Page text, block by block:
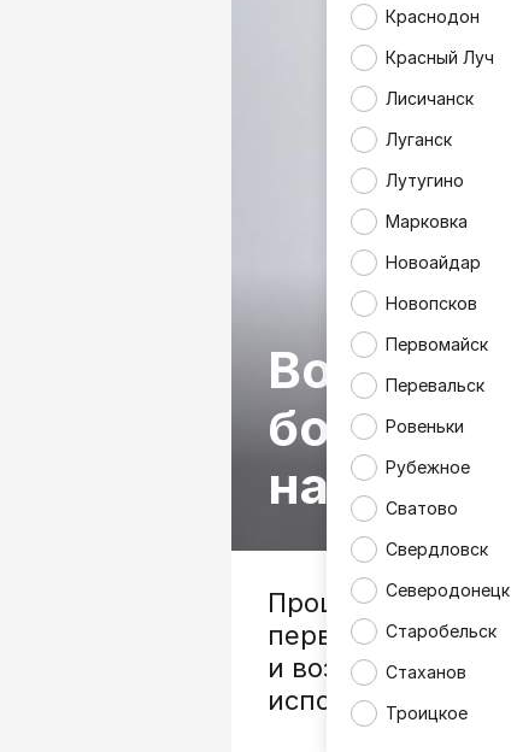
Краснодон
Красный Луч
Лисичанск
Луганск
Лутугино
Марковка
Новоайдар
Новопсков
Первомайск
Перевальск
Ровеньки
Рубежное
Сватово
Свердловск
Северодонецк
Старобельск
Стаханов
Троицкое
больше:
на ноги
Прошло полгода
первичного
и возможного
используют